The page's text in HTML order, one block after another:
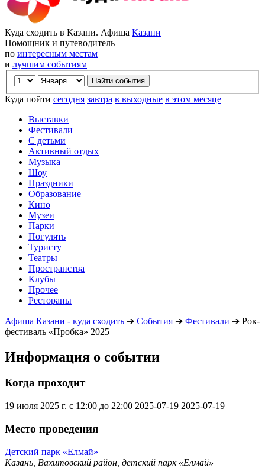
Куда сходить в Казани. Афиша Казани
Помощник и путеводитель
по интересным местам
и лучшим событиям
Куда пойти сегодня завтра в выходные в этом месяце
Выставки
Фестивали
С детьми
Активный отдых
Музыка
Шоу
Праздники
Образование
Кино
Музеи
Парки
Погулять
Туристу
Театры
Пространства
Клубы
Прочее
Рестораны
Афиша Казани - куда сходить ➔ События ➔ Фестивали ➔ Рок-
фестиваль «Пробка» 2025
Информация о событии
Когда проходит
19 июля 2025 г. с 12:00 до 22:00 2025-07-19 2025-07-19
Место проведения
Детский парк «Елмай»
Казань, Вахитовский район, детский парк «Елмай»